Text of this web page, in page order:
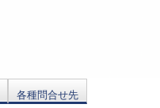
各種問合せ先